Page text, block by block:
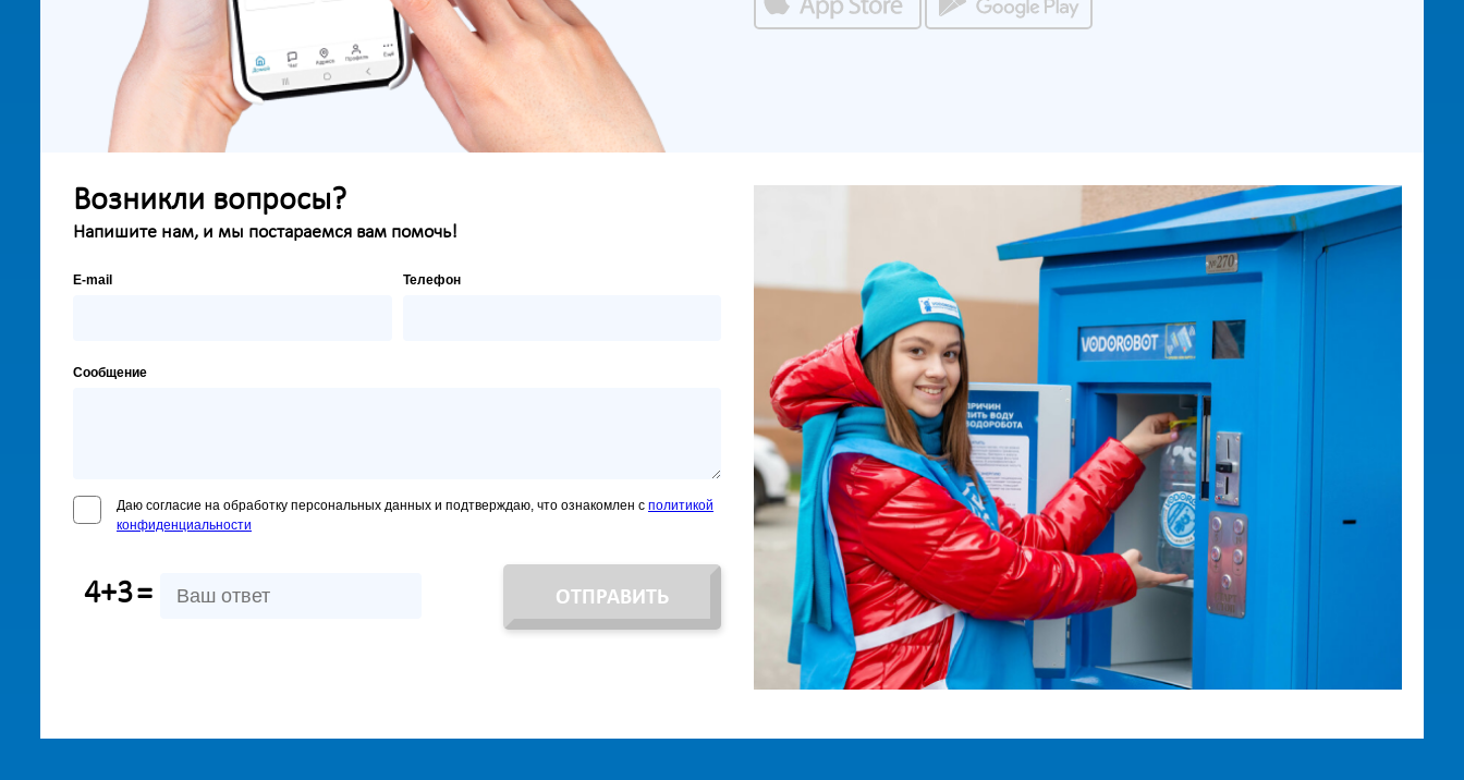
Возникли вопросы?
Напишите нам, и мы постараемся вам помочь!
E-mail Телефон
Сообщение
Даю согласие на обработку персональных данных и подтверждаю, что ознакомлен с политикой
конфиденциальности
4+3= ОТПРАВИТЬ